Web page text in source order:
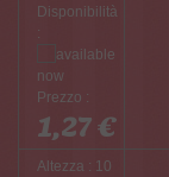
Disponibilità
:
Prezzo :
1,27 €
Altezza : 10